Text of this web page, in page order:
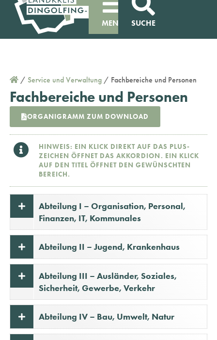
MENÜ SUCHE
/ Service und Verwaltung / Fachbereiche und Personen
Fachbereiche und Personen
ORGANIGRAMM ZUM DOWNLOAD
HINWEIS: EIN KLICK DIREKT AUF DAS PLUS-
ZEICHEN ÖFFNET DAS AKKORDION. EIN KLICK
AUF DEN TITEL ÖFFNET DEN GEWÜNSCHTEN
BEREICH.
Abteilung I – Organisation, Personal,
Finanzen, IT, Kommunales
Abteilung II – Jugend, Krankenhaus
Abteilung III – Ausländer, Soziales,
Sicherheit, Gewerbe, Verkehr
Abteilung IV – Bau, Umwelt, Natur